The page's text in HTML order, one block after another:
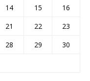
14 15
16
21 22
23
28 29
30